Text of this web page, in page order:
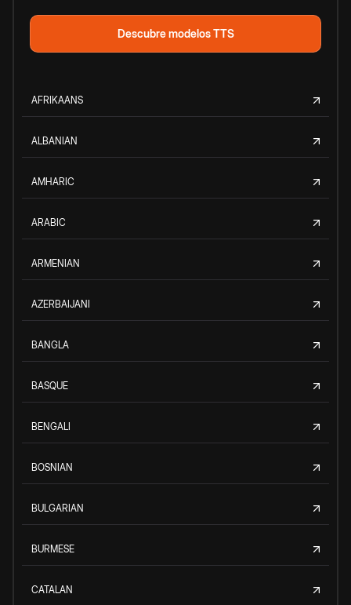
Descubre modelos TTS
AFRIKAANS
ALBANIAN
AMHARIC
ARABIC
ARMENIAN
AZERBAIJANI
BANGLA
BASQUE
BENGALI
BOSNIAN
BULGARIAN
BURMESE
CATALAN